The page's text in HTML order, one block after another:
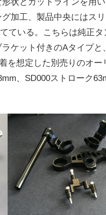
加工、製品中央にはス
ている。こちらは純正
ケット付きのAタイプと
を想定した別売りのオー
、SD000ストローク